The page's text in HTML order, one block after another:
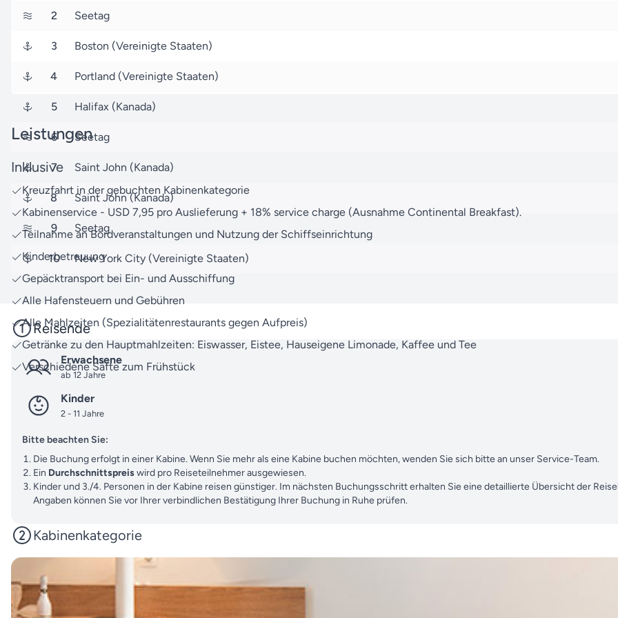
2 Seetag
3 Boston (Vereinigte Staaten)
4 Portland (Vereinigte Staaten)
5 Halifax (Kanada)
6 Seetag
7 Saint John (Kanada)
8 Saint John (Kanada)
9 Seetag
10 New York City (Vereinigte Staaten)
Leistungen
Inklusive
Kreuzfahrt in der gebuchten Kabinenkategorie
Kabinenservice - USD 7,95 pro Auslieferung + 18% service charge (Ausnahme Continental Breakfast).
Teilnahme an Bordveranstaltungen und Nutzung der Schiffseinrichtung
Kinderbetreuung
Gepäcktransport bei Ein- und Ausschiffung
Alle Hafensteuern und Gebühren
Alle Mahlzeiten (Spezialitätenrestaurants gegen Aufpreis)
Getränke zu den Hauptmahlzeiten: Eiswasser, Eistee, Hauseigene Limonade, Kaffee und Tee
Verschiedene Säfte zum Frühstück
Reisende
Erwachsene
ab 12 Jahre
Kinder
2 - 11 Jahre
Bitte beachten Sie:
Die Buchung erfolgt in einer Kabine. Wenn Sie mehr als eine Kabine buchen möchten, wenden Sie sich bitte an unser Service-Team.
Ein Durchschnittspreiswird pro Reiseteilnehmer ausgewiesen.
Kinder und 3./4. Personen in der Kabine reisen günstiger. Im nächsten Buchungsschritt erhalten Sie eine detaillierte Übersicht der
Angaben können Sie vor Ihrer verbindlichen Bestätigung Ihrer Buchung in Ruhe prüfen.
Kabinenkategorie